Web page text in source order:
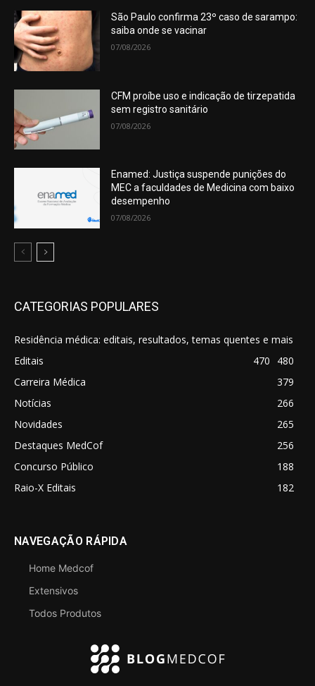
São Paulo confirma 23º caso de sarampo:
saiba onde se vacinar
07/08/2026
CFM proíbe uso e indicação de tirzepatida
sem registro sanitário
07/08/2026
Enamed: Justiça suspende punições do
MEC a faculdades de Medicina com baixo
desempenho
07/08/2026
CATEGORIAS POPULARES
Residência médica: editais, resultados, temas quentes e mais
480
Editais
470
Carreira Médica
379
Notícias
266
Novidades
265
Destaques MedCof
256
Concurso Público
188
Raio-X Editais
182
NAVEGAÇÃO RÁPIDA
Home Medcof
Extensivos
Todos Produtos